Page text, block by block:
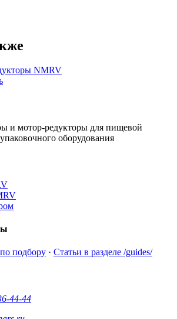
NMRV
и мотор-редукторы для пищевой
оборудования
подбору · Статьи в разделе /guides/
44-44